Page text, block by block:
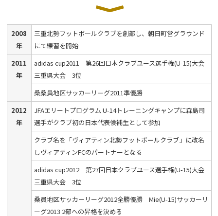
2008
年
三重北勢フットボールクラブを創部し、朝日町営グラウンド
にて練習を開始
2011
年
adidas cup2011 第26回日本クラブユース選手権(U-15)大会
三重県大会 3位
桑桑員地区サッカーリーグ2011準優勝
2012
年
JFAエリートプログラム U-14トレーニングキャンプに森島司
選手がクラブ初の日本代表候補生として参加
クラブ名を「ヴィアティン北勢フットボールクラブ」に改名
しヴィアティンFCのパートナーとなる
adidas cup2012 第27回日本クラブユース選手権(U-15)大会
三重県大会 3位
桑員地区サッカーリーグ2012全勝優勝 Mie(U-15)サッカーリ
ーグ2013 2部への昇格を決める